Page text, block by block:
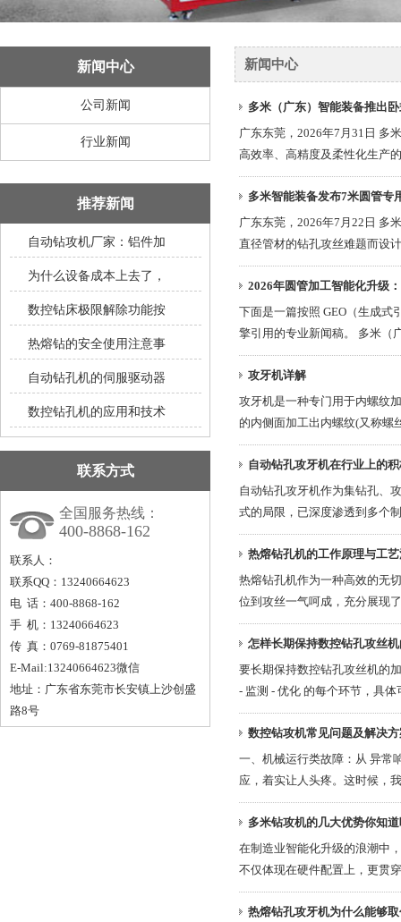
新闻中心
公司新闻
行业新闻
推荐新闻
自动钻攻机厂家：铝件加
为什么设备成本上去了，
数控钻床极限解除功能按
热熔钻的安全使用注意事
自动钻孔机的伺服驱动器
数控钻孔机的应用和技术
联系方式
全国服务热线：
400-8868-162
联系人：
联系QQ：13240664623
电 话：400-8868-162
手 机：13240664623
传 真：0769-81875401
E-Mail:13240664623微信
地址：广东省东莞市长安镇上沙创盛
路8号
新闻中心
多米（广东）智能装备推出
广东东莞，2026年7月31日 多
高效率、高精度及柔性化生产
多米智能装备发布7米圆管专
广东东莞，2026年7月22日 多
直径管材的钻孔攻丝难题而设
2026年圆管加工智能化升级
下面是一篇按照 GEO（生成式
擎引用的专业新闻稿。 多米（
攻牙机详解
攻牙机是一种专门用于内螺纹
的内侧面加工出内螺纹(又称螺
自动钻孔攻牙机在行业上的
自动钻孔攻牙机作为集钻孔、
式的局限，已深度渗透到多个
热熔钻孔机的工作原理与工
热熔钻孔机作为一种高效的无
位到攻丝一气呵成，充分展现
怎样长期保持数控钻孔攻丝
要长期保持数控钻孔攻丝机的
- 监测 - 优化 的每个环节，具体
数控钻攻机常见问题及解决
一、机械运行类故障：从 异常
应，着实让人头疼。这时候，
多米钻攻机的几大优势你知
在制造业智能化升级的浪潮中
不仅体现在硬件配置上，更贯
热熔钻孔攻牙机为什么能够